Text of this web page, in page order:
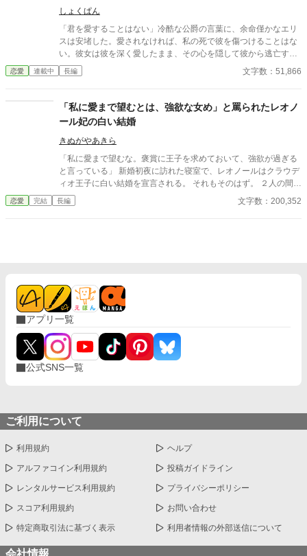
げます。
しょくぱん
「君を愛することはない」冷酷な公爵の言葉に、余命僅かなエリ
スは安堵した。愛されなければ、私の死で彼を傷つけることはな
い。彼女は彼を深く愛したまま、その心を隠して彼から逃亡す
る。一人静かに息を引き取るために。しかし彼女の死は、公爵の
狂おしい後悔と執着を呼び覚ましてしまう。決して交わらない二
恋愛 連載中 長編 文字数：51,866
「私に愛まで望むとは、強欲な女め」と罵られたレオノ
ール妃の白い結婚
きぬがやあきら
「私に愛まで望むな。褒賞に王子を求めておいて、強欲が過ぎる
と言っている」 新婚初夜に訪れた寝室で、レオノールはクラウデ
ィオ王子に白い結婚を宣言される。 それもそのはず。 ２人の間に
愛はないーーどころか、この結婚はレオノールが魔王討伐の褒美
にと国王に要求したものだった。 でも、王子を望んだレオノール
恋愛 完結 長編 文字数：200,352
アプリ一覧
公式SNS一覧
ご利用について
利用規約 ヘルプ
アルファコイン利用規約 投稿ガイドライン
レンタルサービス利用規約 プライバシーポリシー
スコア利用規約 お問い合わせ
特定商取引法に基づく表示 利用者情報の外部送信について
会社情報